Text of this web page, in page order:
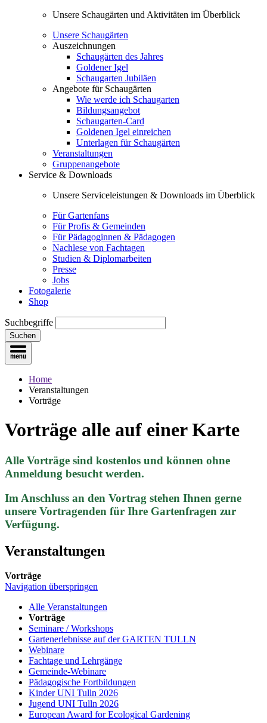
Unsere Schaugärten und Aktivitäten im Überblick
Unsere Schaugärten
Auszeichnungen
Schaugärten des Jahres
Goldener Igel
Schaugarten Jubiläen
Angebote für Schaugärten
Wie werde ich Schaugarten
Bildungsangebot
Schaugarten-Card
Goldenen Igel einreichen
Unterlagen für Schaugärten
Veranstaltungen
Gruppenangebote
Service & Downloads
Unsere Serviceleistungen & Downloads im Überblick
Für Gartenfans
Für Profis & Gemeinden
Für Pädagoginnen & Pädagogen
Nachlese von Fachtagen
Studien & Diplomarbeiten
Presse
Jobs
Fotogalerie
Shop
Suchbegriffe
Suchen
Home
Veranstaltungen
Vorträge
Vorträge alle auf einer Karte
Alle Vorträge sind kostenlos und können ohne
Anmeldung besucht werden.
Im Anschluss an den Vortrag stehen Ihnen gerne
unsere Vortragenden für Ihre Gartenfragen zur
Verfügung.
Veranstaltungen
Vorträge
Navigation überspringen
Alle Veranstaltungen
Vorträge
Seminare / Workshops
Gartenerlebnisse auf der GARTEN TULLN
Webinare
Fachtage und Lehrgänge
Gemeinde-Webinare
Pädagogische Fortbildungen
Kinder UNI Tulln 2026
Jugend UNI Tulln 2026
European Award for Ecological Gardening